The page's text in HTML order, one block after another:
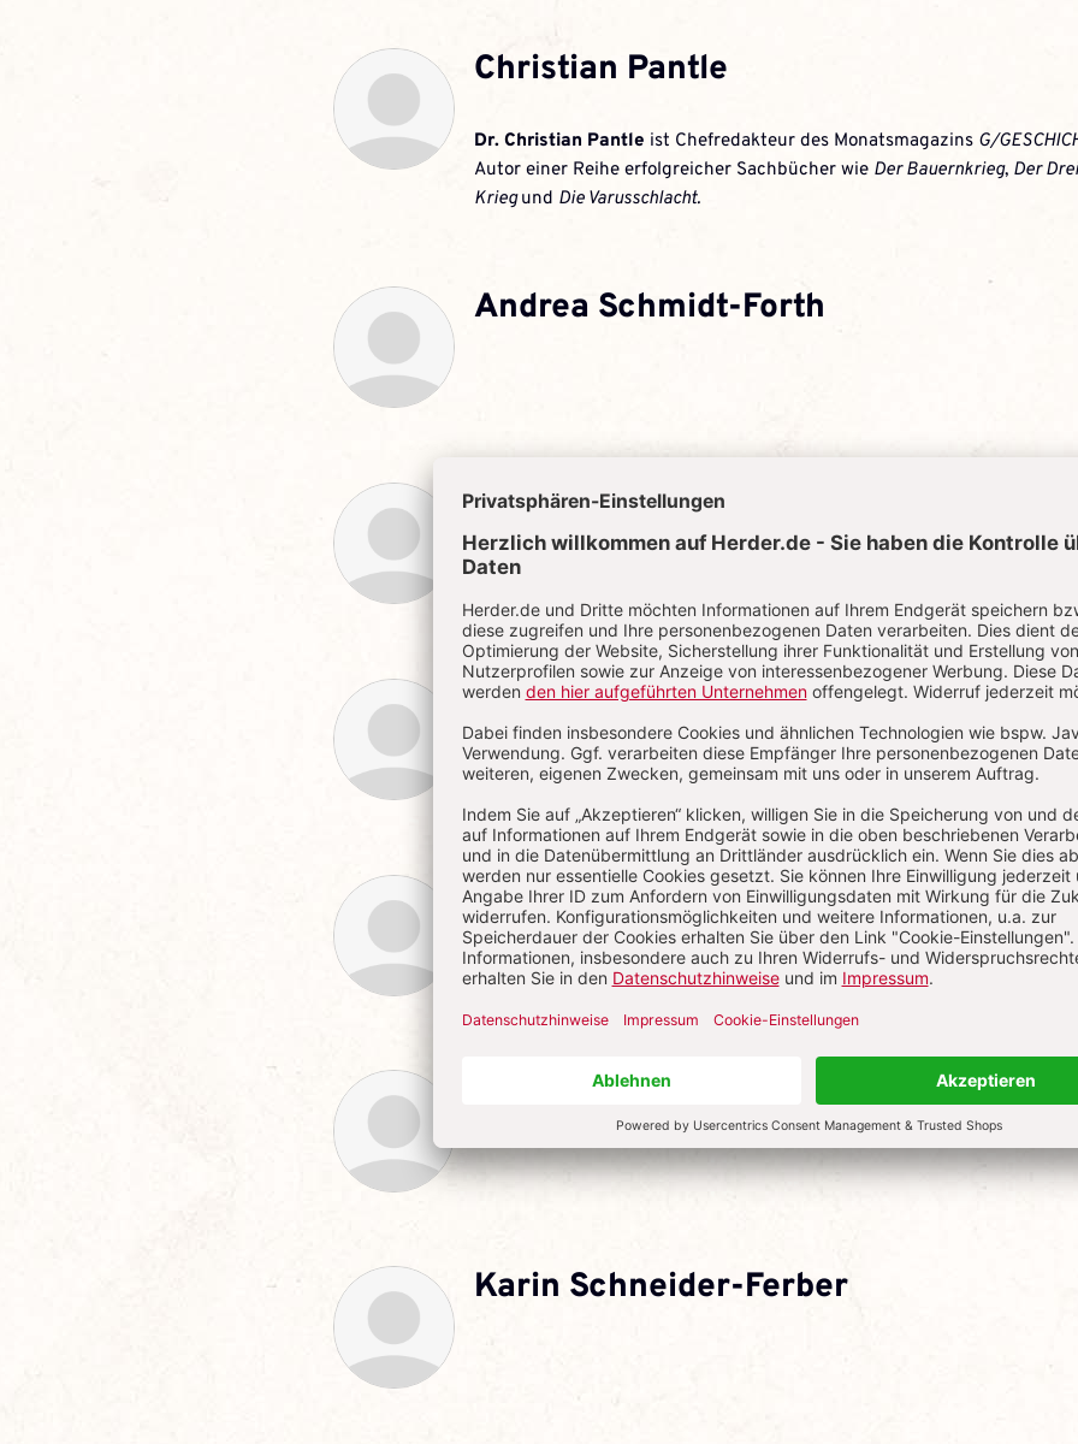
Christian Pantle
Dr. Christian Pantle ist Chefredakteur des Monatsmagazins G/
Autor einer Reihe erfolgreicher Sachbücher wie Der Bauernkrieg, Der
Kriegund Die Varusschlacht.
Andrea Schmidt-Forth
Klaus Hillingmeier
Dr. Klaus Hillingmeier
Joshua Stein
Philipp Lichterbeck
Ulrich Graser
Karin Schneider-Ferber